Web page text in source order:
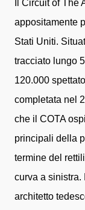
Il Circuit of
appositamente
Stati Uniti.
tracciato lungo
120.000
completata nel
che il COTA
principali della
termine del
curva a sinistra.
architetto